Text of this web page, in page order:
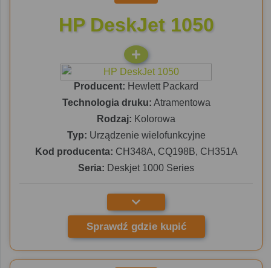
HP DeskJet 1050
Producent: Hewlett Packard
Technologia druku: Atramentowa
Rodzaj: Kolorowa
Typ: Urządzenie wielofunkcyjne
Kod producenta: CH348A, CQ198B, CH351A
Seria: Deskjet 1000 Series
Sprawdź gdzie kupić